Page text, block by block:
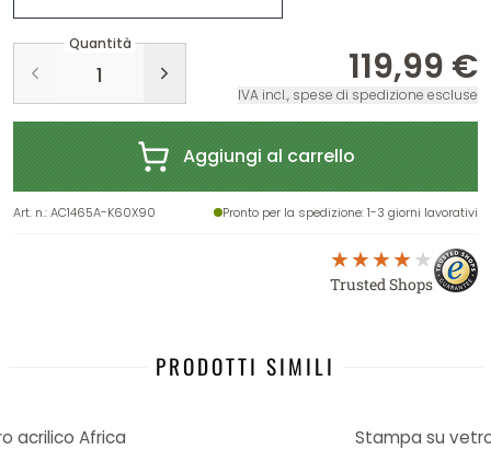
Quantità
119,99 €
IVA incl., spese di spedizione escluse
Aggiungi al carrello
Art. n.:AC1465A-K60X90 Pronto per la spedizione: 1-3 giorni lavorativi
Trusted Shops
PRODOTTI SIMILI
acrilico Africa
Stampa su